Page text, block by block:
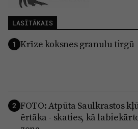
LASĪTĀKAIS
1 Krīze koksnes granulu tirgū
2 FOTO: Atpūta Saulkrastos
ērtāka - skaties, kā